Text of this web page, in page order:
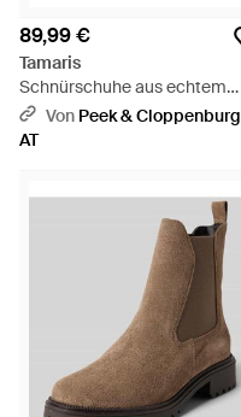
89,99 €
Tamaris
Schnürschuhe aus echtem
Rindsleder - Schwarz
Von Peek & Cloppenburg
AT